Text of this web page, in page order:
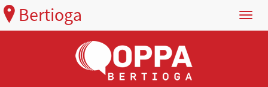
Menu
Bertioga